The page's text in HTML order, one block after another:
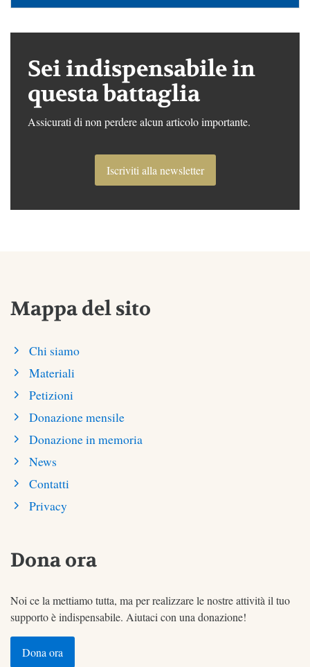
Sei indispensabile in
questa battaglia
Assicurati di non perdere alcun articolo importante.
Iscriviti alla newsletter
Mappa del sito
Chi siamo
Materiali
Petizioni
Donazione mensile
Donazione in memoria
News
Contatti
Privacy
Dona ora
Noi ce la mettiamo tutta, ma per realizzare le nostre attività il tuo
supporto è indispensabile. Aiutaci con una donazione!
Dona ora